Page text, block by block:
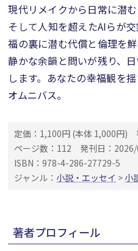
現代リメイクから日常に潜
そして人知を超えたAIらが
福の裏に潜む代償と倫理を
静かな余韻と問いが残り、
します。あなたの幸福観を
オムニバス。
定価：1,100円 (本体 1,000円)
ページ数：112
発刊日：
ISBN：978-4-286-27729-5
ジャンル： 小説・エッセイ > 小
著者プロフィール